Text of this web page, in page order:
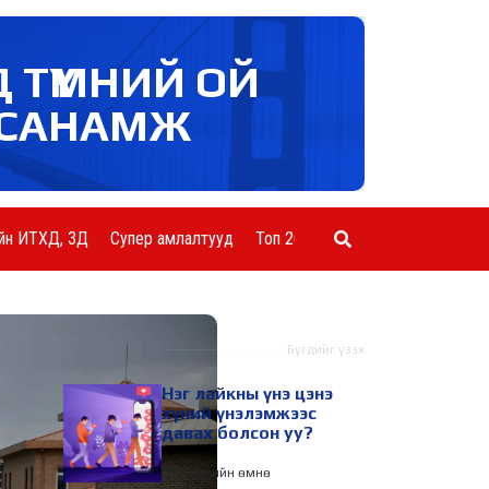
ТҮМНИЙ ОЙ
ИТХД, ЗД Супер амлалтууд Топ 20 ААН
Шинэ мэдээ Бүгдийг үзэх
Нэг лайкны үнэ цэнэ
хүний үнэлэмжээс
давах болсон уу?
2 өдрийн өмнө